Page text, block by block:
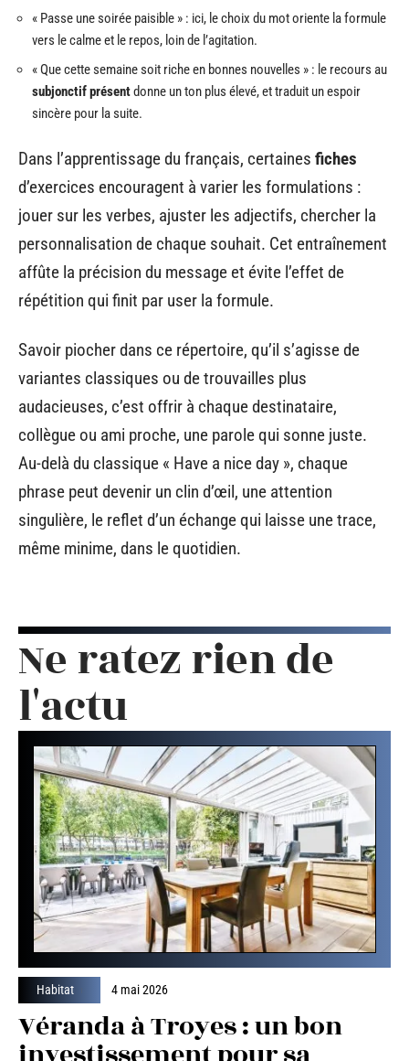
« Passe une soirée paisible » : ici, le choix du mot oriente la formule
vers le calme et le repos, loin de l’agitation.
« Que cette semaine soit riche en bonnes nouvelles » : le recours au
subjonctif présentdonne un ton plus élevé, et traduit un espoir
sincère pour la suite.
Dans l’apprentissage du français, certaines fiches
d’exercices encouragent à varier les formulations :
jouer sur les verbes, ajuster les adjectifs, chercher la
personnalisation de chaque souhait. Cet entraînement
affûte la précision du message et évite l’effet de
répétition qui finit par user la formule.
Savoir piocher dans ce répertoire, qu’il s’agisse de
variantes classiques ou de trouvailles plus
audacieuses, c’est offrir à chaque destinataire,
collègue ou ami proche, une parole qui sonne juste.
Au-delà du classique « Have a nice day », chaque
phrase peut devenir un clin d’œil, une attention
singulière, le reflet d’un échange qui laisse une trace,
même minime, dans le quotidien.
Ne ratez rien de
l'actu
Habitat 4 mai 2026
Véranda à Troyes : un bon